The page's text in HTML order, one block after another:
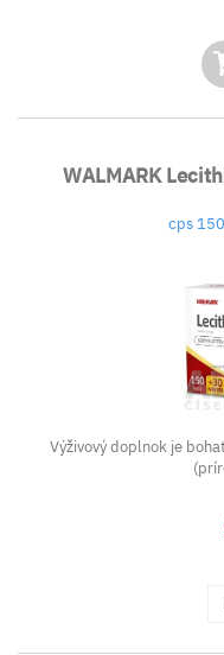
WALMARK
cps
Výživový doplnok je